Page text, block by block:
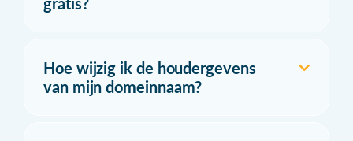
Hoe wijzig ik de houdergevens
van mijn domeinnaam?